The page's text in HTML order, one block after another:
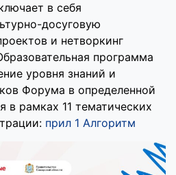
в себя
досуговую
и нетворкинг
программа
уровня знаний и
Форума в определенной
в рамках 11 тематических
прил 1 Алгоритм